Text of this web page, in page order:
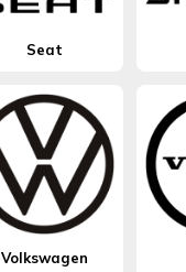
Seat
Volkswagen